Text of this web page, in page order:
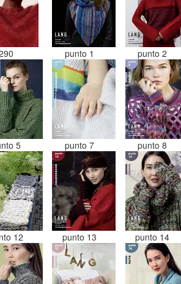
punto 1 punto 2
5 punto 7 punto 8
12 punto 13 punto 14